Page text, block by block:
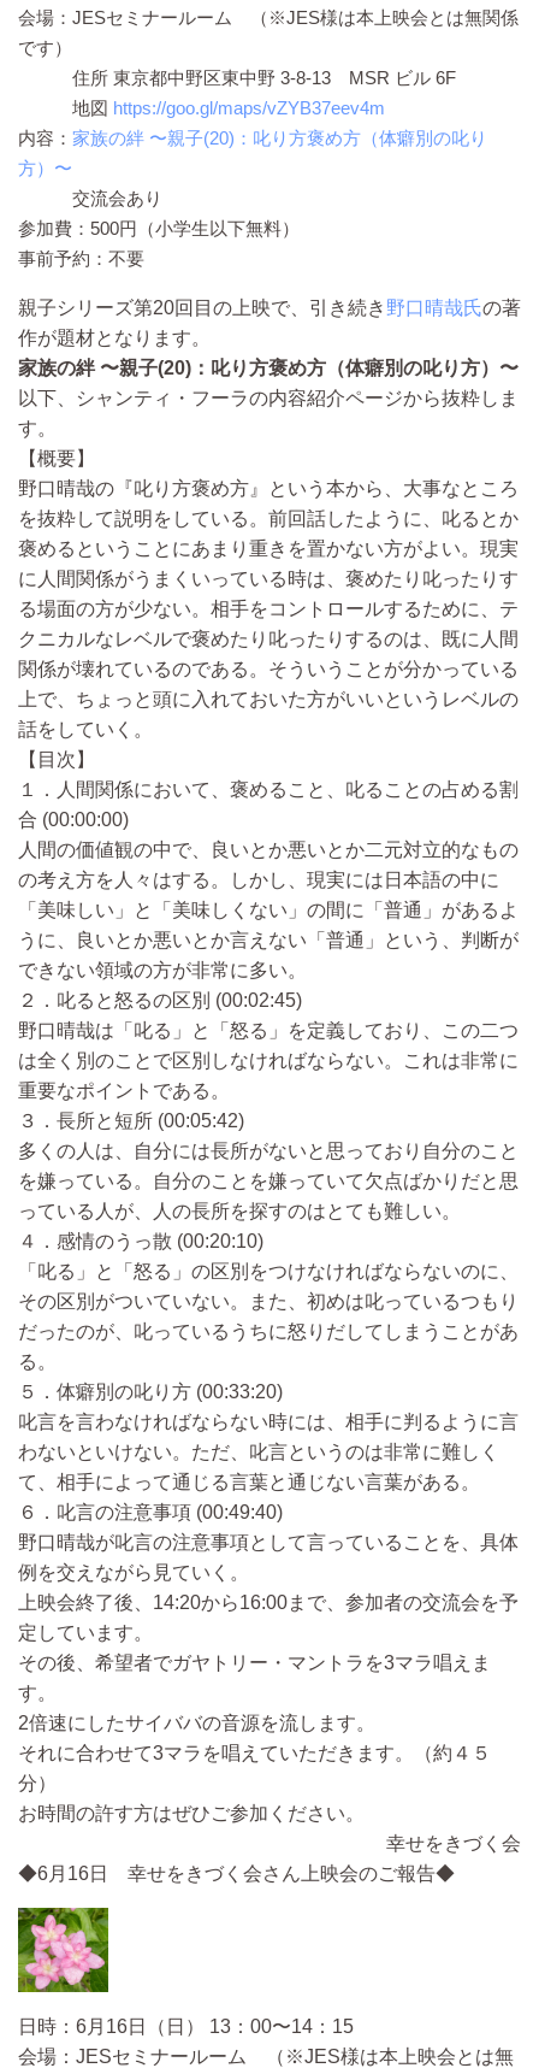
会場：JESセミナールーム （※JES様は本上映会とは無関係
です）
住所 東京都中野区東中野 3-8-13 MSR ビル 6F
地図 https://goo.gl/maps/vZYB37eev4m
内容： 家族の絆 〜親子(20)：叱り方褒め方（体癖別の叱り
方）〜
交流会あり
参加費：500円（小学生以下無料）
事前予約：不要
親子シリーズ第20回目の上映で、引き続き 野口晴哉氏の著
作が題材となります。
家族の絆 〜親子(20)：叱り方褒め方（体癖別の叱り方）〜
以下、シャンティ・フーラの内容紹介ページから抜粋しま
す。
【概要】
野口晴哉の『叱り方褒め方』という本から、大事なところ
を抜粋して説明をしている。前回話したように、叱るとか
褒めるということにあまり重きを置かない方がよい。現実
に人間関係がうまくいっている時は、褒めたり叱ったりす
る場面の方が少ない。相手をコントロールするために、テ
クニカルなレベルで褒めたり叱ったりするのは、既に人間
関係が壊れているのである。そういうことが分かっている
上で、ちょっと頭に入れておいた方がいいというレベルの
話をしていく。
【目次】
１．人間関係において、褒めること、叱ることの占める割
合 (00:00:00)
人間の価値観の中で、良いとか悪いとか二元対立的なもの
の考え方を人々はする。しかし、現実には日本語の中に
「美味しい」と「美味しくない」の間に「普通」があるよ
うに、良いとか悪いとか言えない「普通」という、判断が
できない領域の方が非常に多い。
２．叱ると怒るの区別 (00:02:45)
野口晴哉は「叱る」と「怒る」を定義しており、この二つ
は全く別のことで区別しなければならない。これは非常に
重要なポイントである。
３．長所と短所 (00:05:42)
多くの人は、自分には長所がないと思っており自分のこと
を嫌っている。自分のことを嫌っていて欠点ばかりだと思
っている人が、人の長所を探すのはとても難しい。
４．感情のうっ散 (00:20:10)
「叱る」と「怒る」の区別をつけなければならないのに、
その区別がついていない。また、初めは叱っているつもり
だったのが、叱っているうちに怒りだしてしまうことがあ
る。
５．体癖別の叱り方 (00:33:20)
叱言を言わなければならない時には、相手に判るように言
わないといけない。ただ、叱言というのは非常に難しく
て、相手によって通じる言葉と通じない言葉がある。
６．叱言の注意事項 (00:49:40)
野口晴哉が叱言の注意事項として言っていることを、具体
例を交えながら見ていく。
上映会終了後、14:20から16:00まで、参加者の交流会を予
定しています。
その後、希望者でガヤトリー・マントラを3マラ唱えま
す。
2倍速にしたサイババの音源を流します。
それに合わせて3マラを唱えていただきます。（約４５
分）
お時間の許す方はぜひご参加ください。
幸せをきづく会
◆6月16日 幸せをきづく会さん上映会のご報告◆
日時：6月16日（日） 13：00〜14：15
会場：JESセミナールーム （※JES様は本上映会とは無